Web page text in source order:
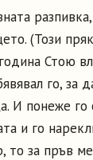
(Този
Стою
го, за
И понеже го
и го
то за пръв